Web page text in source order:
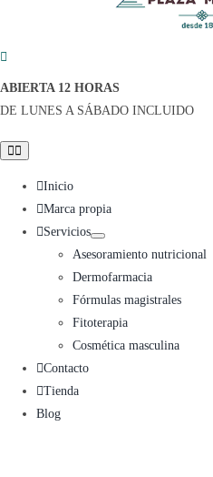
ABIERTA 12 HORAS
DE LUNES A SÁBADO INCLUIDO
Toggle
Navigation
Inicio
Marca propia
Servicios
Asesoramiento nutricional
Dermofarmacia
Fórmulas magistrales
Fitoterapia
Cosmética masculina
Contacto
Tienda
Blog